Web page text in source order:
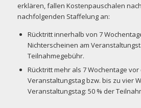
erklären, fallen Kostenpauschalen
nachfolgenden Staffelung an:
Rücktritt innerhalb von 7
Nichterscheinen am
Teilnahmegebühr.
Rücktritt mehr als 7 Wochentage vor
Veranstaltungstag bzw. bis zu vier
Veranstaltungstag: 50 % der